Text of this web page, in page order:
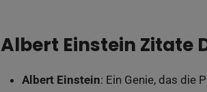
Albert Einstein Zitate
Albert Einstein: Ein Genie, das die